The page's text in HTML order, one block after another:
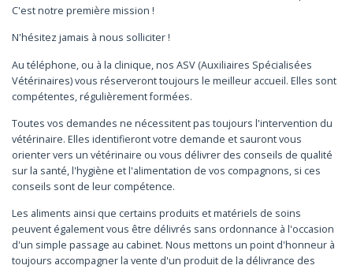
C'est notre première mission !
N'hésitez jamais à nous solliciter !
Au téléphone, ou à la clinique, nos ASV (Auxiliaires Spécialisées
Vétérinaires) vous réserveront toujours le meilleur accueil. Elles sont
compétentes, régulièrement formées.
Toutes vos demandes ne nécessitent pas toujours l'intervention du
vétérinaire. Elles identifieront votre demande et sauront vous
orienter vers un vétérinaire ou vous délivrer des conseils de qualité
sur la santé, l'hygiène et l'alimentation de vos compagnons, si ces
conseils sont de leur compétence.
Les aliments ainsi que certains produits et matériels de soins
peuvent également vous être délivrés sans ordonnance à l'occasion
d'un simple passage au cabinet. Nous mettons un point d'honneur à
toujours accompagner la vente d'un produit de la délivrance des